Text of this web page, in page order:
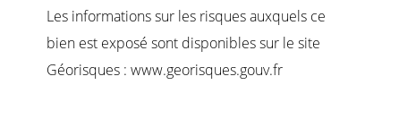
Les informations sur les risques auxquels ce
bien est exposé sont disponibles sur le site
Géorisques : www.georisques.gouv.fr